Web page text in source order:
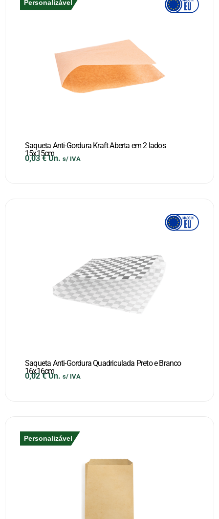
Personalizável
Saqueta Anti-Gordura Kraft Aberta em 2 lados
15x15cm
0,03€ Un. s/ IVA
Saqueta Anti-Gordura Quadriculada Preto e Branco
16x16cm
0,02€ Un. s/ IVA
Personalizável